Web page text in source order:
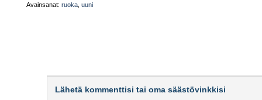
Avainsanat: ruoka uuni
Lähetä kommenttisi tai oma säästövinkkisi